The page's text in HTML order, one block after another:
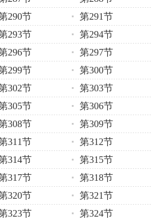
290节
第291节
293节
第294节
296节
第297节
299节
第300节
302节
第303节
305节
第306节
308节
第309节
311节
第312节
314节
第315节
317节
第318节
320节
第321节
323节
第324节